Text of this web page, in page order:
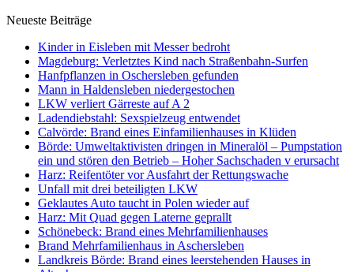
Neueste Beiträge
Kinder in Eisleben mit Messer bedroht
Magdeburg: Verletztes Kind nach Straßenbahn-Surfen
Hanfpflanzen in Oschersleben gefunden
Mann in Haldensleben niedergestochen
LKW verliert Gärreste auf A 2
Ladendiebstahl: Sexspielzeug entwendet
Calvörde: Brand eines Einfamilienhauses in Klüden
Börde: Umweltaktivisten dringen in Mineralöl – Pumpstation
ein und stören den Betrieb – Hoher Sachschaden v erursacht
Harz: Reifentöter vor Ausfahrt der Rettungswache
Unfall mit drei beteiligten LKW
Geklautes Auto taucht in Polen wieder auf
Harz: Mit Quad gegen Laterne geprallt
Schönebeck: Brand eines Mehrfamilienhauses
Brand Mehrfamilienhaus in Aschersleben
Landkreis Börde: Brand eines leerstehenden Hauses in